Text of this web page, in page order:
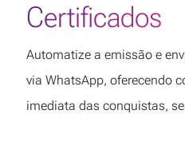
Certificados
Automatize a emissão e
via WhatsApp, oferecendo
imediata das conquistas,